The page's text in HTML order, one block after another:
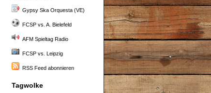
Gypsy Ska Orquesta (VE)
FCSP vs. A. Bielefeld
AFM Spieltag Radio
FCSP vs. Leipzig
RSS Feed abonnieren
Tagwolke